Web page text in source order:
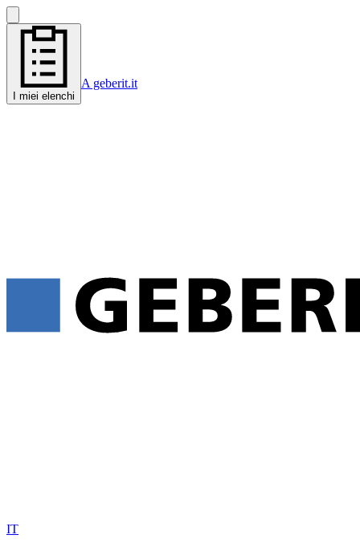
I miei elenchi
A geberit.it
IT